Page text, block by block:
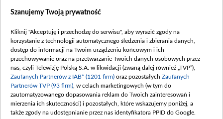
Dostępność
Procedura zgłoszeń wewnętrznych
Szanujemy Twoją prywatność
Kliknij "Akceptuję i przechodzę do serwisu", aby wyrazić zgody na
korzystanie z technologii automatycznego śledzenia i zbierania danych,
dostęp do informacji na Twoim urządzeniu końcowym i ich
przechowywanie oraz na przetwarzanie Twoich danych osobowych przez
nas, czyli Telewizję Polską S.A. w likwidacji (zwaną dalej również „TVP”),
Zaufanych Partnerów z IAB* (1201 firm) oraz pozostałych Zaufanych
Partnerów TVP (93 firm) , w celach marketingowych (w tym do
zautomatyzowanego dopasowania reklam do Twoich zainteresowań i
mierzenia ich skuteczności) i pozostałych, które wskazujemy poniżej, a
także zgody na udostępnianie przez nas identyfikatora PPID do Google.